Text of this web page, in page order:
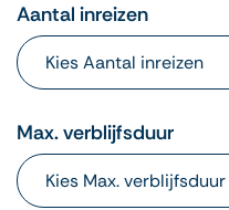
Aantal inreizen
Max. verblijfsduur